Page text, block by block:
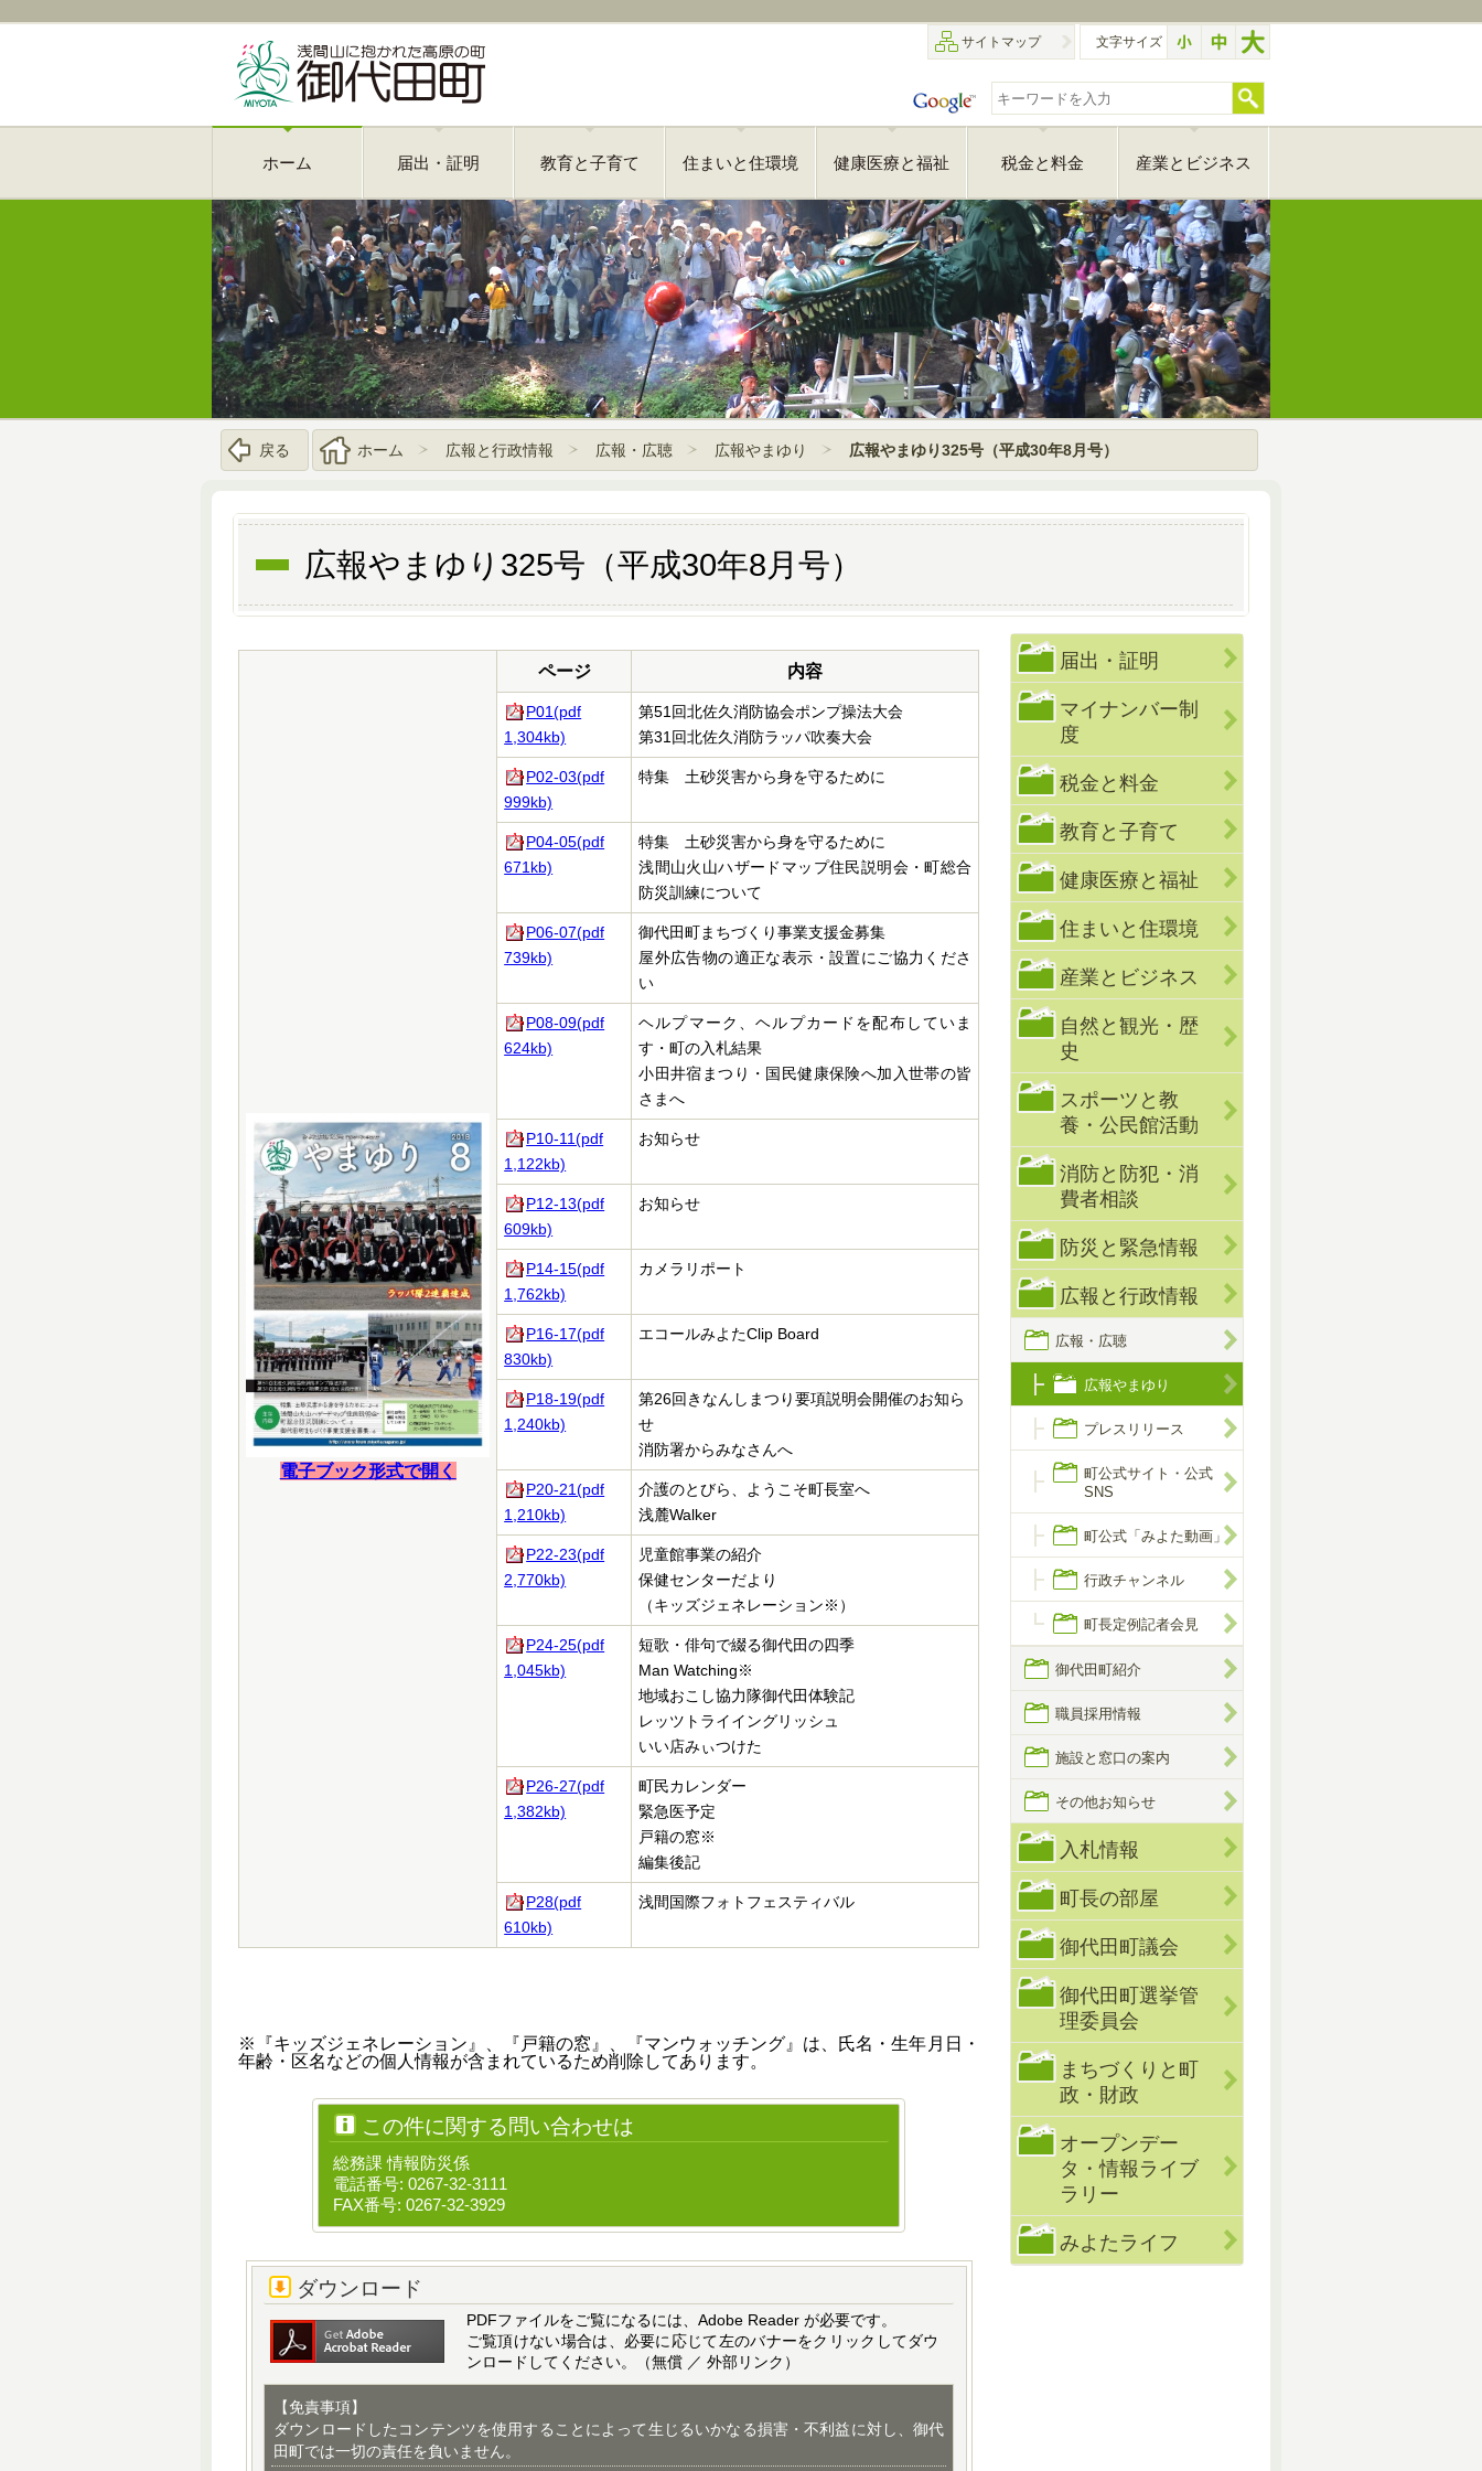
サイトマップ 文字サイズ
ホーム 届出・証明 教育と子育て 住まいと住環境 健康医療と福祉 税金と料金 産業とビジネス
戻る ホーム 広報と行政情報 広報・広聴 広報やまゆり 広報やまゆり325号（平成30年8月号）
広報やまゆり325号（平成30年8月号）
電子ブック形式で開く
ページ 内容
P01(pdf
1,304kb)
第51回北佐久消防協会ポンプ操法大会
第31回北佐久消防ラッパ吹奏大会
P02-03(pdf
999kb)
特集 土砂災害から身を守るために
P04-05(pdf
671kb)
特集 土砂災害から身を守るために
浅間山火山ハザードマップ住民説明会・町総合
防災訓練について
P06-07(pdf
739kb)
御代田町まちづくり事業支援金募集
屋外広告物の適正な表示・設置にご協力くださ
い
P08-09(pdf
624kb)
ヘルプマーク、ヘルプカードを配布していま
す・町の入札結果
小田井宿まつり・国民健康保険へ加入世帯の皆
さまへ
P10-11(pdf
1,122kb)
お知らせ
P12-13(pdf
609kb)
お知らせ
P14-15(pdf
1,762kb)
カメラリポート
P16-17(pdf
830kb)
エコールみよたClip Board
P18-19(pdf
1,240kb)
第26回きなんしまつり要項説明会開催のお知ら
せ
消防署からみなさんへ
P20-21(pdf
1,210kb)
介護のとびら、ようこそ町長室へ
浅麓Walker
P22-23(pdf
2,770kb)
児童館事業の紹介
保健センターだより
（キッズジェネレーション※）
P24-25(pdf
1,045kb)
短歌・俳句で綴る御代田の四季
Man Watching※
地域おこし協力隊御代田体験記
レッツトライイングリッシュ
いい店みぃつけた
P26-27(pdf
1,382kb)
町民カレンダー
緊急医予定
戸籍の窓※
編集後記
P28(pdf
610kb)
浅間国際フォトフェスティバル
※『キッズジェネレーション』、『戸籍の窓』、『マンウォッチング』は、氏名・生年月日・
年齢・区名などの個人情報が含まれているため削除してあります。
この件に関する問い合わせは
総務課 情報防災係
電話番号: 0267-32-3111
FAX番号: 0267-32-3929
ダウンロード
PDFファイルをご覧になるには、Adobe Reader が必要です。
ご覧頂けない場合は、必要に応じて左のバナーをクリックしてダウ
ンロードしてください。（無償 ／ 外部リンク）
【免責事項】
ダウンロードしたコンテンツを使用することによって生じるいかなる損害・不利益に対し、御代
田町では一切の責任を負いません。
届出・証明
マイナンバー制
度
税金と料金
教育と子育て
健康医療と福祉
住まいと住環境
産業とビジネス
自然と観光・歴
史
スポーツと教
養・公民館活動
消防と防犯・消
費者相談
防災と緊急情報
広報と行政情報
広報・広聴
広報やまゆり
プレスリリース
町公式サイト・公式
SNS
町公式「みよた動画」
行政チャンネル
町長定例記者会見
御代田町紹介
職員採用情報
施設と窓口の案内
その他お知らせ
入札情報
町長の部屋
御代田町議会
御代田町選挙管
理委員会
まちづくりと町
政・財政
オープンデー
タ・情報ライブ
ラリー
みよたライフ